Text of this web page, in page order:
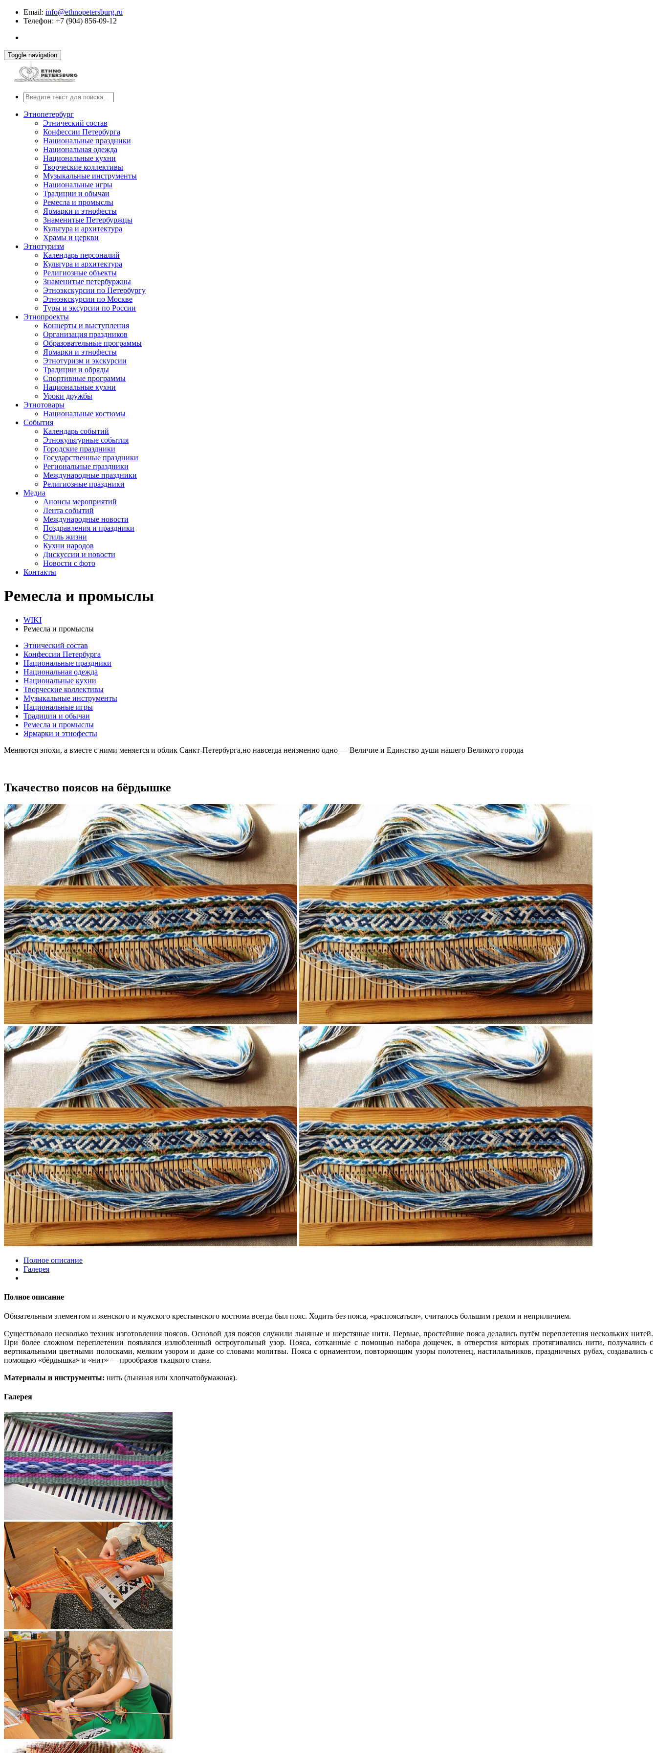
Email: info@ethnopetersburg.ru
Телефон: +7 (904) 856-09-12
Toggle navigation
Этнопетербург
Этнический состав
Конфессии Петербурга
Национальные праздники
Национальная одежда
Национальные кухни
Творческие коллективы
Музыкальные инструменты
Национальные игры
Традиции и обычаи
Ремесла и промыслы
Ярмарки и этнофесты
Знаменитые Петербуржцы
Культура и архитектура
Храмы и церкви
Этнотуризм
Календарь персоналий
Культура и архитектура
Религиозные объекты
Знаменитые петербуржцы
Этноэкскурсии по Петербургу
Этноэкскурсии по Москве
Туры и эксурсии по России
Этнопроекты
Концерты и выступления
Организация праздников
Образовательные программы
Ярмарки и этнофесты
Этнотуризм и экскурсии
Традиции и обряды
Спортивные программы
Национальные кухни
Уроки дружбы
Этнотовары
Национальные костюмы
События
Календарь событий
Этнокультурные события
Городские праздники
Государственные праздники
Региональные праздники
Международные праздники
Религиозные праздники
Медиа
Анонсы мероприятий
Лента событий
Международные новости
Поздравления и праздники
Cтиль жизни
Кухни народов
Дискуссии и новости
Новости с фото
Контакты
Ремесла и промыслы
WIKI
Ремесла и промыслы
Этнический состав
Конфессии Петербурга
Национальные праздники
Национальная одежда
Национальные кухни
Творческие коллективы
Музыкальные инструменты
Национальные игры
Традиции и обычаи
Ремесла и промыслы
Ярмарки и этнофесты
Меняются эпохи, а вместе с ними меняется и облик Санкт-Петербурга,но навсегда неизменно одно — Величие и Единство души нашего Великого города
Ткачество поясов на бёрдышке
Полное описание
Галерея
Полное описание
Обязательным элементом и женского и мужского крестьянского костюма всегда был пояс. Ходить без пояса, «распоясаться», считалось большим грехом и неприличием.
Существовало несколько техник изготовления поясов. Основой для поясов служили льняные и шерстяные нити. Первые, простейшие пояса делались путём переплетения нескольких нитей.
При более сложном переплетении появлялся излюбленный остроугольный узор. Пояса, сотканные с помощью набора дощечек, в отверстия которых протягивались нити, получались с
вертикальными цветными полосками, мелким узором и даже со словами молитвы. Пояса с орнаментом, повторяющим узоры полотенец, настилальников, праздничных рубах, создавались с
помощью «бёрдышка» и «нит» — прообразов ткацкого стана.
Материалы и инструменты: нить (льняная или хлопчатобумажная).
Галерея